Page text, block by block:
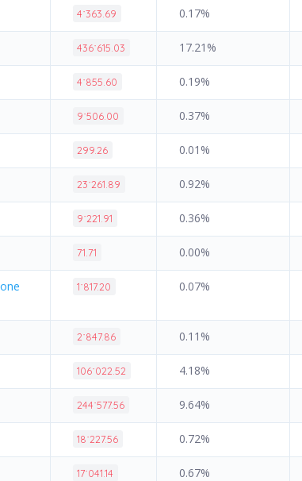
4˙363.69 0.17%
436˙615.03 17.21%
4˙855.60 0.19%
9˙506.00 0.37%
299.26 0.01%
23˙261.89 0.92%
9˙221.91 0.36%
71.71 0.00%
1˙817.20 0.07%
2˙847.86 0.11%
106˙022.52 4.18%
244˙577.56 9.64%
18˙227.56 0.72%
17˙041.14 0.67%